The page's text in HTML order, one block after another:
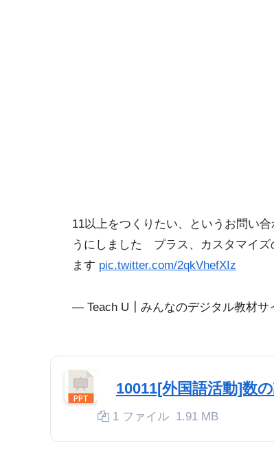
11以上をつくりたい、というお問い
うにしました プラス、カスタマイ
ます pic.twitter.com/2qkVhefXIz
— Teach U┃みんなのデジタル教材サ
10011[外国語活動]数
1 ファイル 1.91 MB